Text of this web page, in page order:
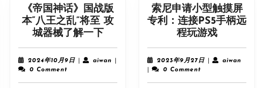
《帝国神话》国战版
本“八王之乱”将至 攻
城器械了解一下
国
神
国
2024年10月9日2024
aiwan
0 Comment
索尼申请小型触摸屏
专利：连接PS5手柄远
程玩游戏索
尼
申
小
2023年9月27日2023
aiwanaiwan
0 Comment